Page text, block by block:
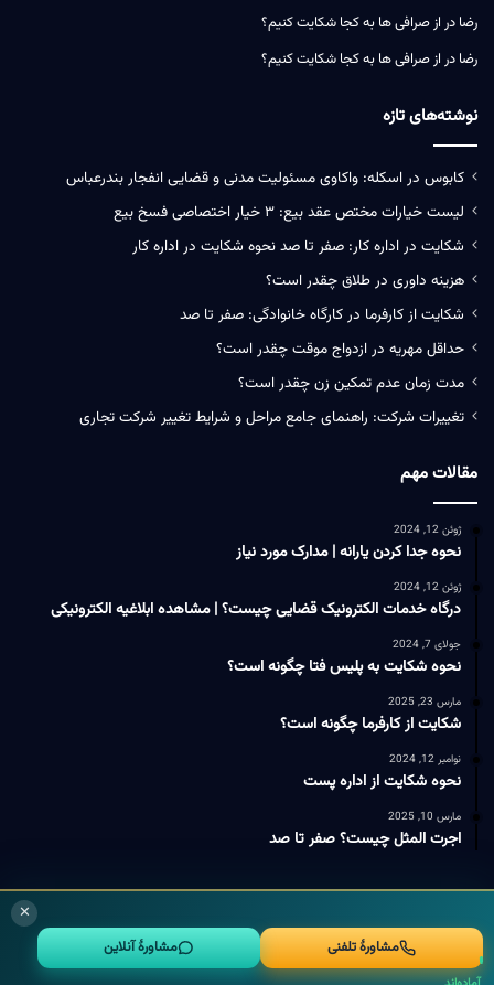
رضا در از صرافی ها به کجا شکایت کنیم؟
رضا در از صرافی ها به کجا شکایت کنیم؟
نوشته‌های تازه
کابوس در اسکله: واکاوی مسئولیت‌ مدنی و قضایی انفجار بندرعباس
لیست خیارات مختص عقد بیع: ۳ خیار اختصاصی فسخ بیع
شکایت در اداره کار: صفر تا صد نحوه شکایت در اداره کار
هزینه داوری در طلاق چقدر است؟
شکایت از کارفرما در کارگاه خانوادگی: صفر تا صد
حداقل مهریه در ازدواج موقت چقدر است؟
مدت زمان عدم تمکین زن چقدر است؟
تغییرات شرکت: راهنمای جامع مراحل و شرایط تغییر شرکت تجاری
مقالات مهم
ژوئن 12, 2024
نحوه جدا کردن یارانه | مدارک مورد نیاز
ژوئن 12, 2024
درگاه خدمات الکترونیک قضایی چیست؟ | مشاهده ابلاغیه الکترونیکی
جولای 7, 2024
نحوه شکایت به پلیس فتا چگونه است؟
مارس 23, 2025
شکایت از کارفرما چگونه است؟
نوامبر 12, 2024
نحوه شکایت از اداره پست
مارس 10, 2025
اجرت المثل چیست؟ صفر تا صد
بنیاد وکلاپلتفرمی آنلاین است که بر مبنای نیازهای روز حوزه حقوقی و قضائی کشور
طراحی و استقرار داده شده است. تمامی حقوق محفوظ است 2026.
وکلای
بنیاد
مشاورهٔ تلفنی مشاورهٔ آنلاین
✕